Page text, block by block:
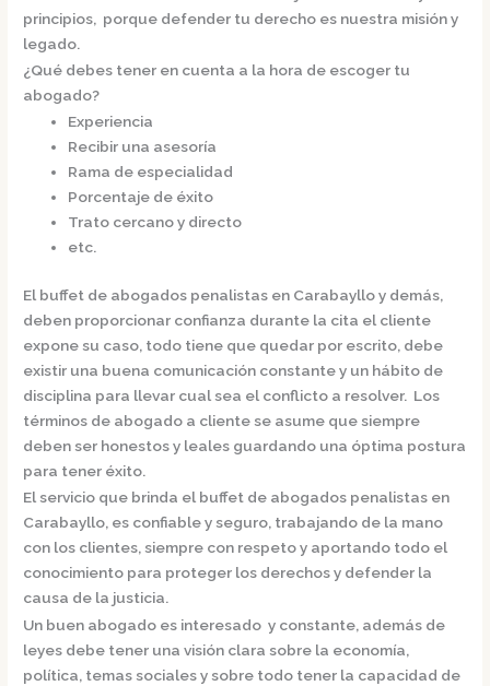
principios, porque defender tu derecho es nuestra misión y
legado.
¿Qué debes tener en cuenta a la hora de escoger tu
abogado?
Experiencia
Recibir una asesoría
Rama de especialidad
Porcentaje de éxito
Trato cercano y directo
etc.
El buffet de abogados penalistas en Carabaylloy demás,
deben proporcionar confianza durante la cita el cliente
expone su caso, todo tiene que quedar por escrito, debe
existir una buena comunicación constante y un hábito de
disciplina para llevar cual sea el conflicto a resolver. Los
términos de abogado a cliente se asume que siempre
deben ser honestos y leales guardando una óptima postura
para tener éxito.
El servicio que brinda el buffet de abogados penalistas en
Carabayllo, es confiable y seguro, trabajando de la mano
con los clientes, siempre con respeto y aportando todo el
conocimiento para proteger los derechos y defender la
causa de la justicia.
Un buen abogado es interesado y constante, además de
leyes debe tener una visión clara sobre la economía,
política, temas sociales y sobre todo tener la capacidad de